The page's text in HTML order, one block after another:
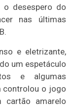
o desespero do
nas últimas
e eletrizante,
um espetáculo
e algumas
controlou o jogo
cartão amarelo